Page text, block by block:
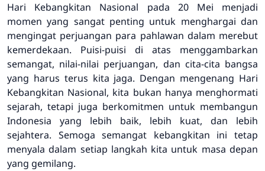
Hari Kebangkitan Nasional pada 20 Mei menjadi
momen yang sangat penting untuk menghargai dan
mengingat perjuangan para pahlawan dalam merebut
kemerdekaan. Puisi-puisi di atas menggambarkan
semangat, nilai-nilai perjuangan, dan cita-cita bangsa
yang harus terus kita jaga. Dengan mengenang Hari
Kebangkitan Nasional, kita bukan hanya menghormati
sejarah, tetapi juga berkomitmen untuk membangun
Indonesia yang lebih baik, lebih kuat, dan lebih
sejahtera. Semoga semangat kebangkitan ini tetap
menyala dalam setiap langkah kita untuk masa depan
yang gemilang.